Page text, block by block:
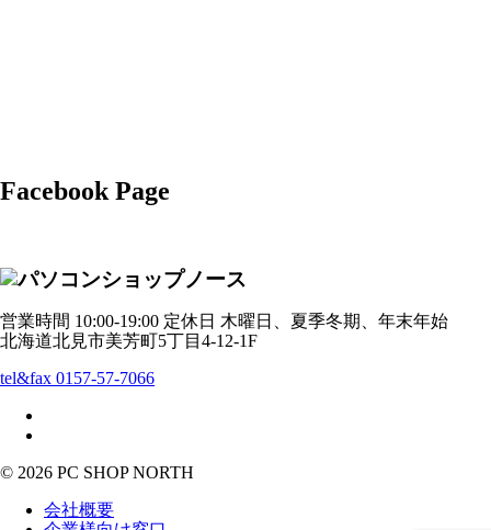
Facebook Page
営業時間 10:00-19:00 定休日 木曜日、夏季冬期、年末年始
北海道北見市美芳町5丁目4-12-1F
tel&fax 0157-57-7066
© 2026 PC SHOP NORTH
会社概要